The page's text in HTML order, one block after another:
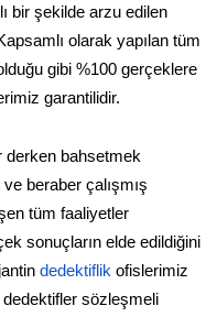
bir şekilde arzu edilen
olarak yapılan tüm
gibi %100 gerçeklere
garantilidir.
derken bahsetmek
beraber çalışmış
tüm faaliyetler
sonuçların elde edildiğini
dedektiflik ofislerimiz
sözleşmeli